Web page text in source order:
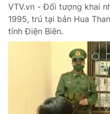
VTV.vn - Đối tượng khai
1995, trú tại bản Hua
tỉnh Điện Biên.